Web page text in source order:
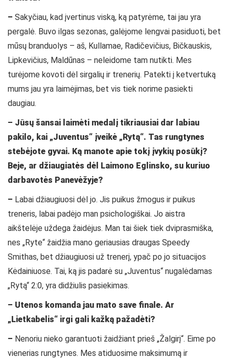
– Sakyčiau, kad įvertinus viską, ką patyrėme, tai jau yra
pergalė. Buvo ilgas sezonas, galėjome lengvai pasiduoti, bet
mūsų branduolys – aš, Kullamae, Radičevičius, Bičkauskis,
Lipkevičius, Maldūnas – neleidome tam nutikti. Mes
turėjome kovoti dėl sirgalių ir trenerių. Patekti į ketvertuką
mums jau yra laimėjimas, bet vis tiek norime pasiekti
daugiau.
– Jūsų šansai laimėti medalį tikriausiai dar labiau
pakilo, kai „Juventus“ įveikė „Rytą“. Tas rungtynes
stebėjote gyvai. Ką manote apie tokį įvykių posūkį?
Beje, ar džiaugiatės dėl Laimono Eglinsko, su kuriuo
darbavotės Panevėžyje?
– Labai džiaugiuosi dėl jo. Jis puikus žmogus ir puikus
treneris, labai padėjo man psichologiškai. Jo aistra
aikštelėje uždega žaidėjus. Man tai šiek tiek dviprasmiška,
nes „Ryte“ žaidžia mano geriausias draugas Speedy
Smithas, bet džiaugiuosi už trenerį, ypač po jo situacijos
Kėdainiuose. Tai, ką jis padarė su „Juventus“ nugalėdamas
„Rytą“ 2:0, yra didžiulis pasiekimas.
– Utenos komanda jau mato save finale. Ar
„Lietkabelis“ irgi gali kažką pažadėti?
– Nenoriu nieko garantuoti žaidžiant prieš „Žalgirį“. Eime po
vienerias rungtynes. Mes atiduosime maksimumą ir